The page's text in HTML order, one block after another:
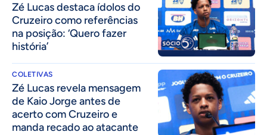
Zé Lucas destaca ídolos do
Cruzeiro como referências
na posição: ‘Quero fazer
história’
COLETIVAS
Zé Lucas revela mensagem
de Kaio Jorge antes de
acerto com Cruzeiro e
manda recado ao atacante